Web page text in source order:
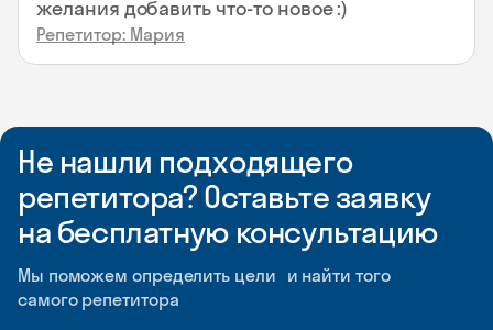
желания добавить что-то новое :)
Репетитор: Мария
Не нашли подходящего
репетитора? Оставьте заявку
на бесплатную консультацию
Мы поможем определить цели и найти того
самого репетитора